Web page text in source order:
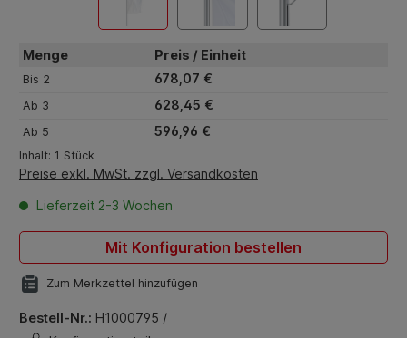
Menge Preis / Einheit
Bis 2 678,07 €
Ab 3 628,45 €
Ab 5 596,96 €
Inhalt: 1 Stück
Preise exkl. MwSt. zzgl. Versandkosten
Lieferzeit 2-3 Wochen
Mit Konfiguration bestellen
Zum Merkzettel hinzufügen
Bestell-Nr.: H1000795 /